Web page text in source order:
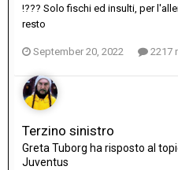
!??? Solo fischi ed insulti, per
resto
September 20, 2022 2217
Terzino sinistro
Greta Tuborg ha risposto al
Juventus